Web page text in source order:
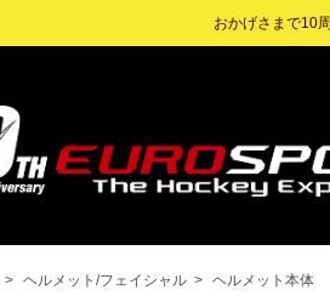
おかげさまで10
> ヘルメット/フェイシャル > ヘルメット本体